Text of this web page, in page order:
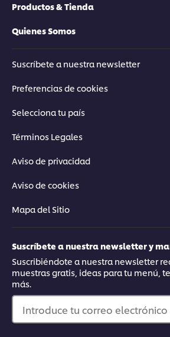
Productos & Tienda
Quienes Somos
Suscríbete a nuestra newsletter
Preferencias de cookies
Selecciona tu país
Términos Legales
Aviso de privacidad
Aviso de cookies
Mapa del Sitio
Suscríbete a nuestra newsletter y
Suscribiéndote a nuestra newsletter
muestras gratis, ideas para tu menú,
más.
Introduce tu correo electrónico